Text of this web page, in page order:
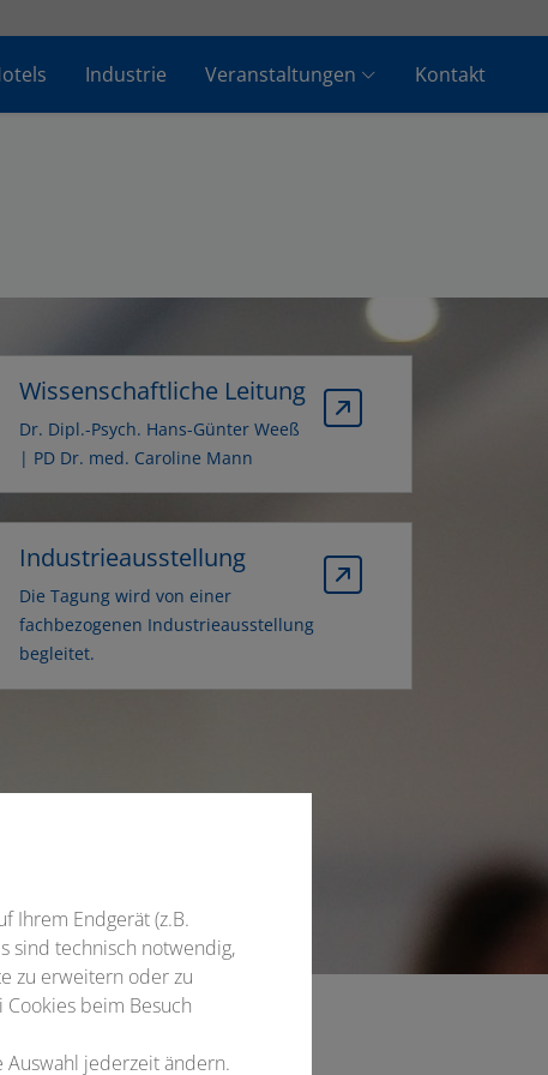
Industrie Veranstaltungen Kontakt
Wissenschaftliche Leitung
Dr. Dipl.-Psych. Hans-Günter Weeß
| PD Dr. med. Caroline Mann
Industrieausstellung
Die Tagung wird von einer
fachbezogenen Industrieausstellung
begleitet.
Ihrem Endgerät (z.B.
sind technisch notwendig,
zu erweitern oder zu
beim Besuch
Auswahl jederzeit ändern.